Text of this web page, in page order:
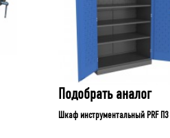
Подобрать аналог
Шкаф инструментальный PRF П3